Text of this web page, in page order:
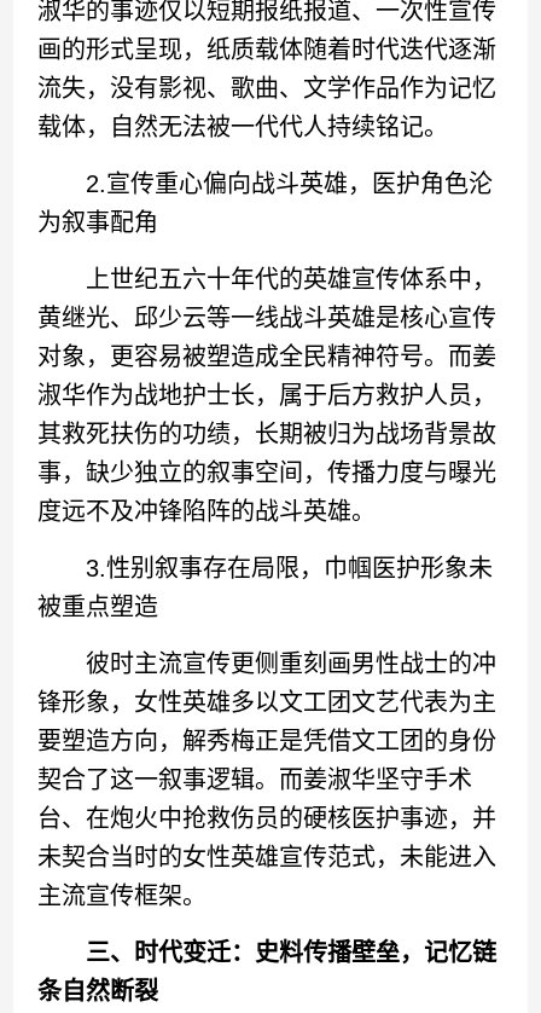
淑华的事迹仅以短期报纸报道、一次性宣传
画的形式呈现，纸质载体随着时代迭代逐渐
流失，没有影视、歌曲、文学作品作为记忆
载体，自然无法被一代代人持续铭记。
2.宣传重心偏向战斗英雄，医护角色沦
为叙事配角
上世纪五六十年代的英雄宣传体系中，
黄继光、邱少云等一线战斗英雄是核心宣传
对象，更容易被塑造成全民精神符号。而姜
淑华作为战地护士长，属于后方救护人员，
其救死扶伤的功绩，长期被归为战场背景故
事，缺少独立的叙事空间，传播力度与曝光
度远不及冲锋陷阵的战斗英雄。
3.性别叙事存在局限，巾帼医护形象未
被重点塑造
彼时主流宣传更侧重刻画男性战士的冲
锋形象，女性英雄多以文工团文艺代表为主
要塑造方向，解秀梅正是凭借文工团的身份
契合了这一叙事逻辑。而姜淑华坚守手术
台、在炮火中抢救伤员的硬核医护事迹，并
未契合当时的女性英雄宣传范式，未能进入
主流宣传框架。
三、时代变迁：史料传播壁垒，记忆链
条自然断裂